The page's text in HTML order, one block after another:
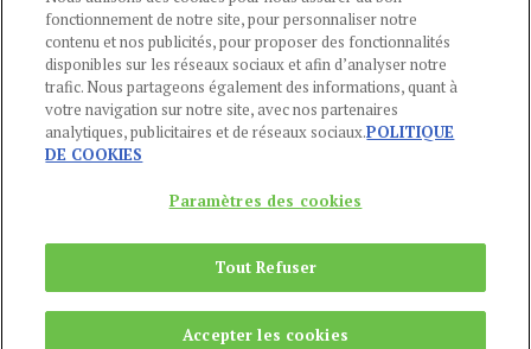
LIENS UTILES
CGU-POLITIQUE DE CONFIDENTIALITÉ -POLITIQUE DES COOKIES
MENTIONS LÉGALES -AIDE
CONTACT
Du Lundi au Vendredi, 9h-13h et 14h-17h
Copyright © 2024Publications Agora
fonctionnement de notre site, pour personnaliser notre
contenu et nos publicités, pour proposer des fonctionnalités
disponibles sur les réseaux sociaux et afin d’analyser notre
trafic. Nous partageons également des informations, quant à
votre navigation sur notre site, avec nos partenaires
analytiques, publicitaires et de réseaux sociaux.POLITIQUE
DE COOKIES
Paramètres des cookies
Tout Refuser
Accepter les cookies